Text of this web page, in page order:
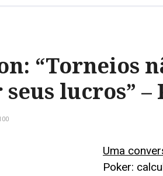
“Torneios
lucros” –
Uma
Poker: